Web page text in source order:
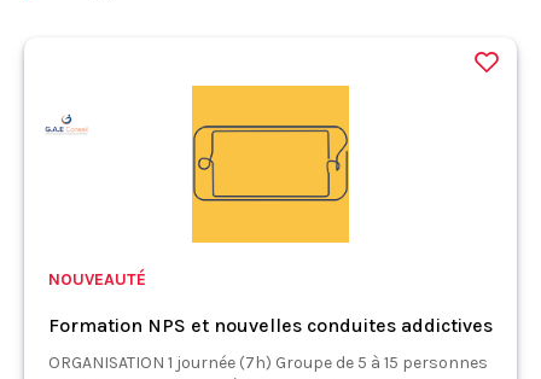
NOUVEAUTÉ
Formation NPS et nouvelles conduites addictives
ORGANISATION 1 journée (7h) Groupe de 5 à 15 personnes